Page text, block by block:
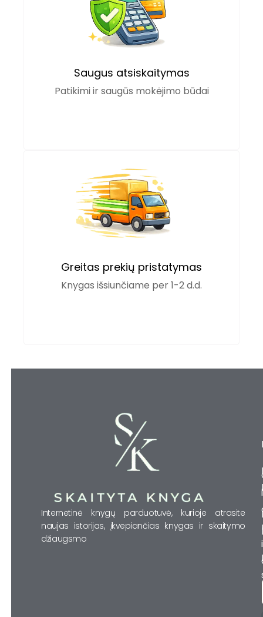
Saugus atsiskaitymas
Patikimi ir saugūs mokėjimo būdai
Greitas prekių pristatymas
Knygas išsiunčiame per 1-2 d.d.
Internetinė knygų parduotuvė, kurioje atrasite
naujas istorijas, įkvepiančias knygas ir skaitymo
džiaugsmo